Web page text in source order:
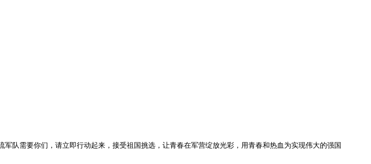
队需要你们，请立即行动起来，接受祖国挑选，让青春在军营绽放光彩，用青春和热血为实现伟大的强国